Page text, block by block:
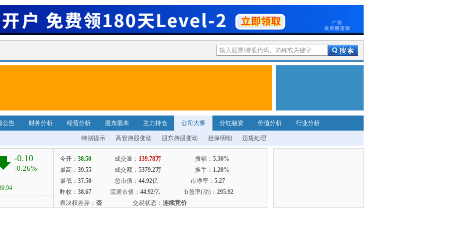
公告 财务分析 经营分析 股东股本 主力持仓 公司大事 分红融资 价值分析 行业分析
特别提示 高管持股变动 股东持股变动 担保明细 违规处理